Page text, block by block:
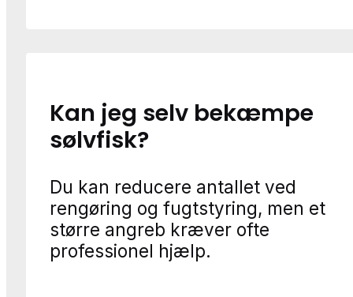
Kan jeg selv bekæmpe
sølvfisk?
Du kan reducere antallet ved
rengøring og fugtstyring, men et
større angreb kræver ofte
professionel hjælp.